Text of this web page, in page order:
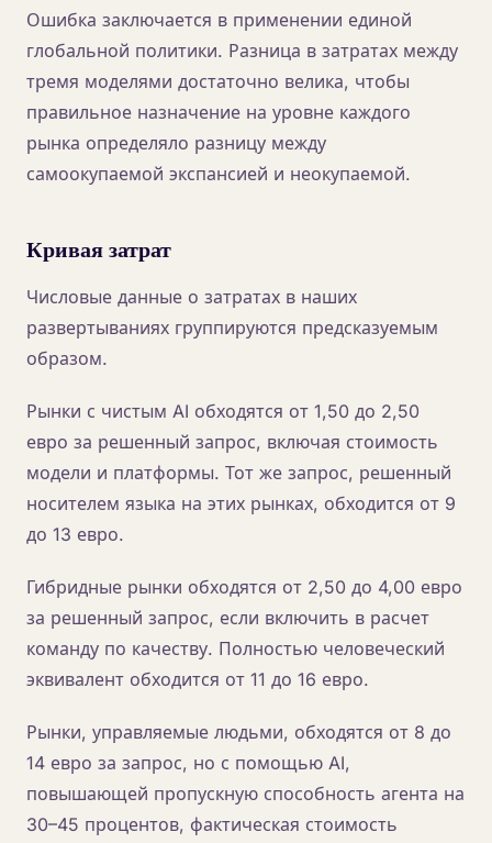
Ошибка заключается в применении единой
глобальной политики. Разница в затратах между
тремя моделями достаточно велика, чтобы
правильное назначение на уровне каждого
рынка определяло разницу между
самоокупаемой экспансией и неокупаемой.
Кривая затрат
Числовые данные о затратах в наших
развертываниях группируются предсказуемым
образом.
Рынки с чистым AI обходятся от 1,50 до 2,50
евро за решенный запрос, включая стоимость
модели и платформы. Тот же запрос, решенный
носителем языка на этих рынках, обходится от 9
до 13 евро.
Гибридные рынки обходятся от 2,50 до 4,00 евро
за решенный запрос, если включить в расчет
команду по качеству. Полностью человеческий
эквивалент обходится от 11 до 16 евро.
Рынки, управляемые людьми, обходятся от 8 до
14 евро за запрос, но с помощью AI,
повышающей пропускную способность агента на
30–45 процентов, фактическая стоимость